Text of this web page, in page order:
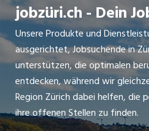
jobzüri.ch - Dein
Unsere Produkte und
ausgerichtet, Jobsuchende in
unterstützen, die optimalen
entdecken, während wir
Region Zürich dabei helfen, die
ihre offenen Stellen zu finden.